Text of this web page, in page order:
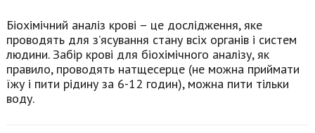
Біохімічний аналіз крові – це дослідження, яке
проводять для з’ясування стану всіх органів і систем
людини. Забір крові для біохімічного аналізу, як
правило, проводять натщесерце (не можна приймати
їжу і пити рідину за 6-12 годин), можна пити тільки
воду.